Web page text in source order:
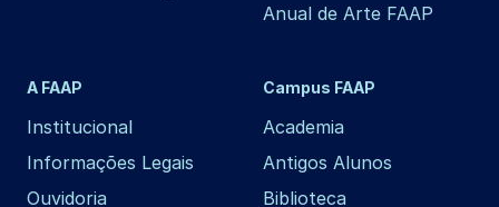
Anual de Arte FAAP
A FAAP
Institucional
Informações Legais
Ouvidoria
Campus FAAP
Academia
Antigos Alunos
Biblioteca